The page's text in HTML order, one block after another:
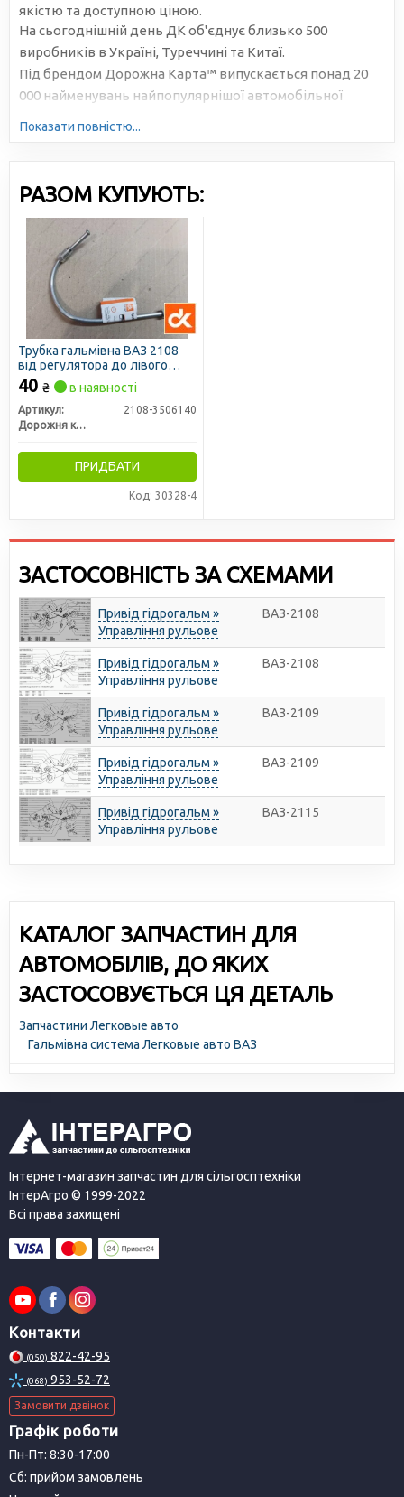
якістю та доступною ціною.
На сьогоднішній день ДК об'єднує близько 500
виробників в Україні, Туреччині та Китаї.
Під брендом Дорожна Карта™ випускається понад 20
000 найменувань найпопулярнішої автомобільної
Показати повністю...
РАЗОМ КУПУЮТЬ:
Трубка гальмівна ВАЗ 2108
від регулятора до лівого
заднього гальма <ДК>
40 ₴ в наявності
Артикул:
2108-3506140
Дорожня карта
ПРИДБАТИ
Код: 30328-4
ЗАСТОСОВНІСТЬ ЗА СХЕМАМИ
Привід гідрогальм »
Управління рульове
ВАЗ-2108
Привід гідрогальм »
Управління рульове
ВАЗ-2108
Привід гідрогальм »
Управління рульове
ВАЗ-2109
Привід гідрогальм »
Управління рульове
ВАЗ-2109
Привід гідрогальм »
Управління рульове
ВАЗ-2115
КАТАЛОГ ЗАПЧАСТИН ДЛЯ
АВТОМОБІЛІВ, ДО ЯКИХ
ЗАСТОСОВУЄТЬСЯ ЦЯ ДЕТАЛЬ
Запчастини Легковые авто
Гальмівна система Легковые авто ВАЗ
Інтернет-магазин запчастин для сільгосптехніки
ІнтерАгро © 1999-2022
Всі права захищені
Контакти
(050) 822-42-95
(068) 953-52-72
Замовити дзвінок
Графік роботи
Пн-Пт: 8:30-17:00
Сб: прийом замовлень